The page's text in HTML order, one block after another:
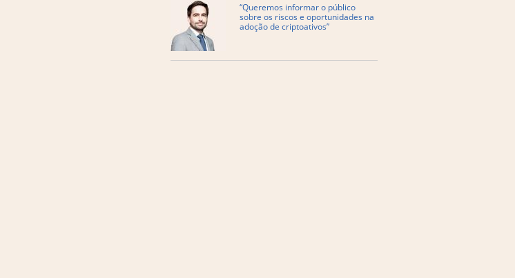
“Queremos informar o público
sobre os riscos e oportunidades na
adoção de criptoativos”